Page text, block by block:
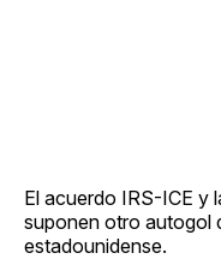
El acuerdo IRS-ICE y
suponen otro autogol
estadounidense.